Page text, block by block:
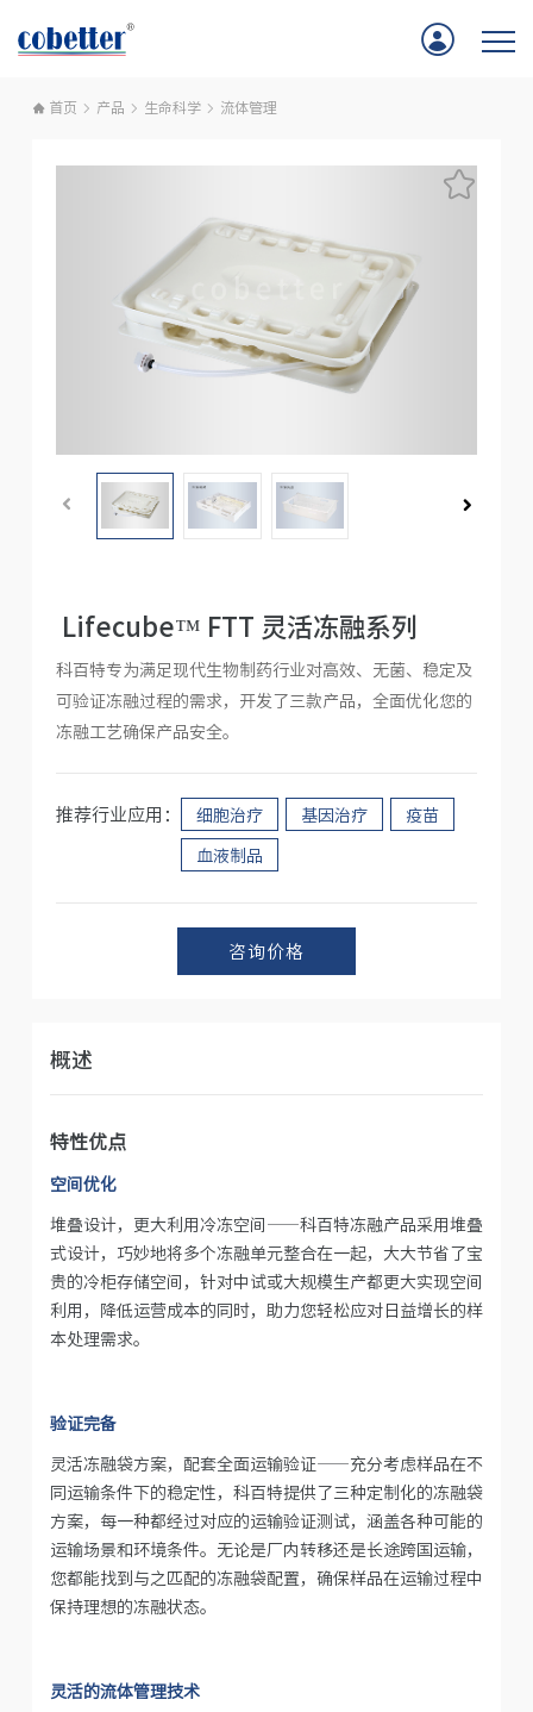
首页
联系我们
首页 产品 生命科学 流体管理
Lifecube™ FTT 灵活冻融系列
科百特专为满足现代生物制药行业对高效、无菌、稳定及
可验证冻融过程的需求，开发了三款产品，全面优化您的
冻融工艺确保产品安全。
推荐行业应用： 细胞治疗 基因治疗
疫苗
血液制品
咨询价格
概述
特性优点
空间优化
堆叠设计，更大利用冷冻空间——科百特冻融产品采用堆叠
式设计，巧妙地将多个冻融单元整合在一起，大大节省了宝
贵的冷柜存储空间，针对中试或大规模生产都更大实现空间
利用，降低运营成本的同时，助力您轻松应对日益增长的样
本处理需求。
验证完备
灵活冻融袋方案，配套全面运输验证——充分考虑样品在不
同运输条件下的稳定性，科百特提供了三种定制化的冻融袋
方案，每一种都经过对应的运输验证测试，涵盖各种可能的
运输场景和环境条件。无论是厂内转移还是长途跨国运输，
您都能找到与之匹配的冻融袋配置，确保样品在运输过程中
保持理想的冻融状态。
灵活的流体管理技术